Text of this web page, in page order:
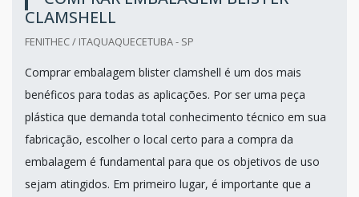
CLAMSHELL
FENITHEC / ITAQUAQUECETUBA - SP
Comprar embalagem blister clamshell é um dos mais
benéficos para todas as aplicações. Por ser uma peça
plástica que demanda total conhecimento técnico em sua
fabricação, escolher o local certo para a compra da
embalagem é fundamental para que os objetivos de uso
sejam atingidos. Em primeiro lugar, é importante que a